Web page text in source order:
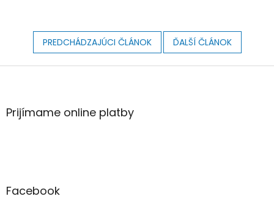
PREDCHÁDZAJÚCI ČLÁNOK ĎALŠÍ ČLÁNOK
Z
äPrijímame online platby
Facebook